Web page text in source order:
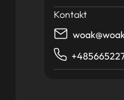
Kontakt